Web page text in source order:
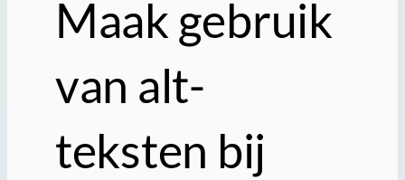
Maak gebruik
van alt-
teksten bij